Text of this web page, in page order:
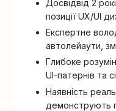
Досвідвід 2
позиції UX/UI
Експертне
автолейаути,
Глибоке
UI-патернів та
Наявність
демонструють